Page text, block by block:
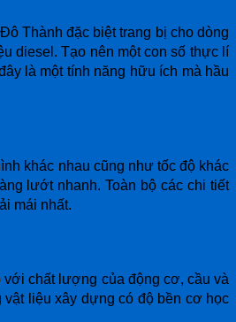
Thành đặc biệt trang bị cho dòng
diesel. Tạo nên một con số thực lí
là một tính năng hữu ích mà hầu
khác nhau cũng như tốc độ khác
lướt nhanh. Toàn bộ các chi tiết
mái nhất.
chất lượng của động cơ, cầu và
liệu xây dựng có độ bền cơ học